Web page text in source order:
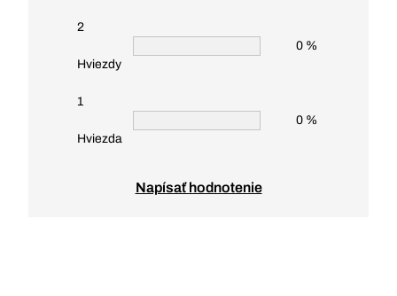
2
Hviezdy
0 %
1
Hviezda
0 %
Napísať hodnotenie